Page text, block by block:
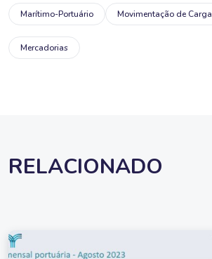
Marítimo-Portuário Movimentação de Carga
Mercadorias
RELACIONADO